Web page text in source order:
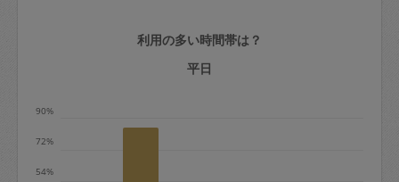
定期契約をキャンセルする場合、毎週定
期は月2回まで隔週定期は月1回までキャ
利用の多い時間帯は？
平日
54%
72%
90%